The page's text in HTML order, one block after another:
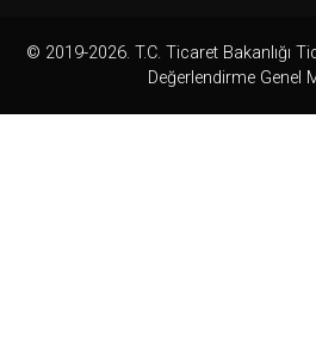
© 2019-2026. T.C. Ticaret Bakanlığı
Değerlendirme Genel